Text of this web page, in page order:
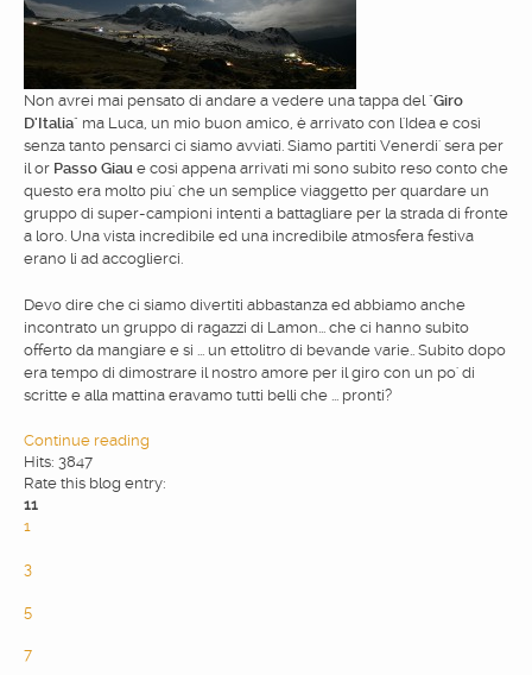
PHOTOGRAPHY
VIDEOMAKING
WEBDESIGN
BLOG & NEWS
SERVICES
CLIENTS
PRIVACY
Non avrei mai pensato di andare a vedere una tappa del "Giro
D'Italia" ma Luca, un mio buon amico, è arrivato con l'Idea e così
senza tanto pensarci ci siamo avviati. Siamo partiti Venerdi' sera per
il or Passo Giau e così appena arrivati mi sono subito reso conto che
questo era molto piu' che un semplice viaggetto per quardare un
gruppo di super-campioni intenti a battagliare per la strada di fronte
a loro. Una vista incredibile ed una incredibile atmosfera festiva
erano li ad accoglierci.
Devo dire che ci siamo divertiti abbastanza ed abbiamo anche
incontrato un gruppo di ragazzi di Lamon... che ci hanno subito
offerto da mangiare e si ... un ettolitro di bevande varie.. Subito dopo
era tempo di dimostrare il nostro amore per il giro con un po' di
scritte e alla mattina eravamo tutti belli che ... pronti?
Continue reading
Hits: 3847
Rate this blog entry:
11
1
3
5
7